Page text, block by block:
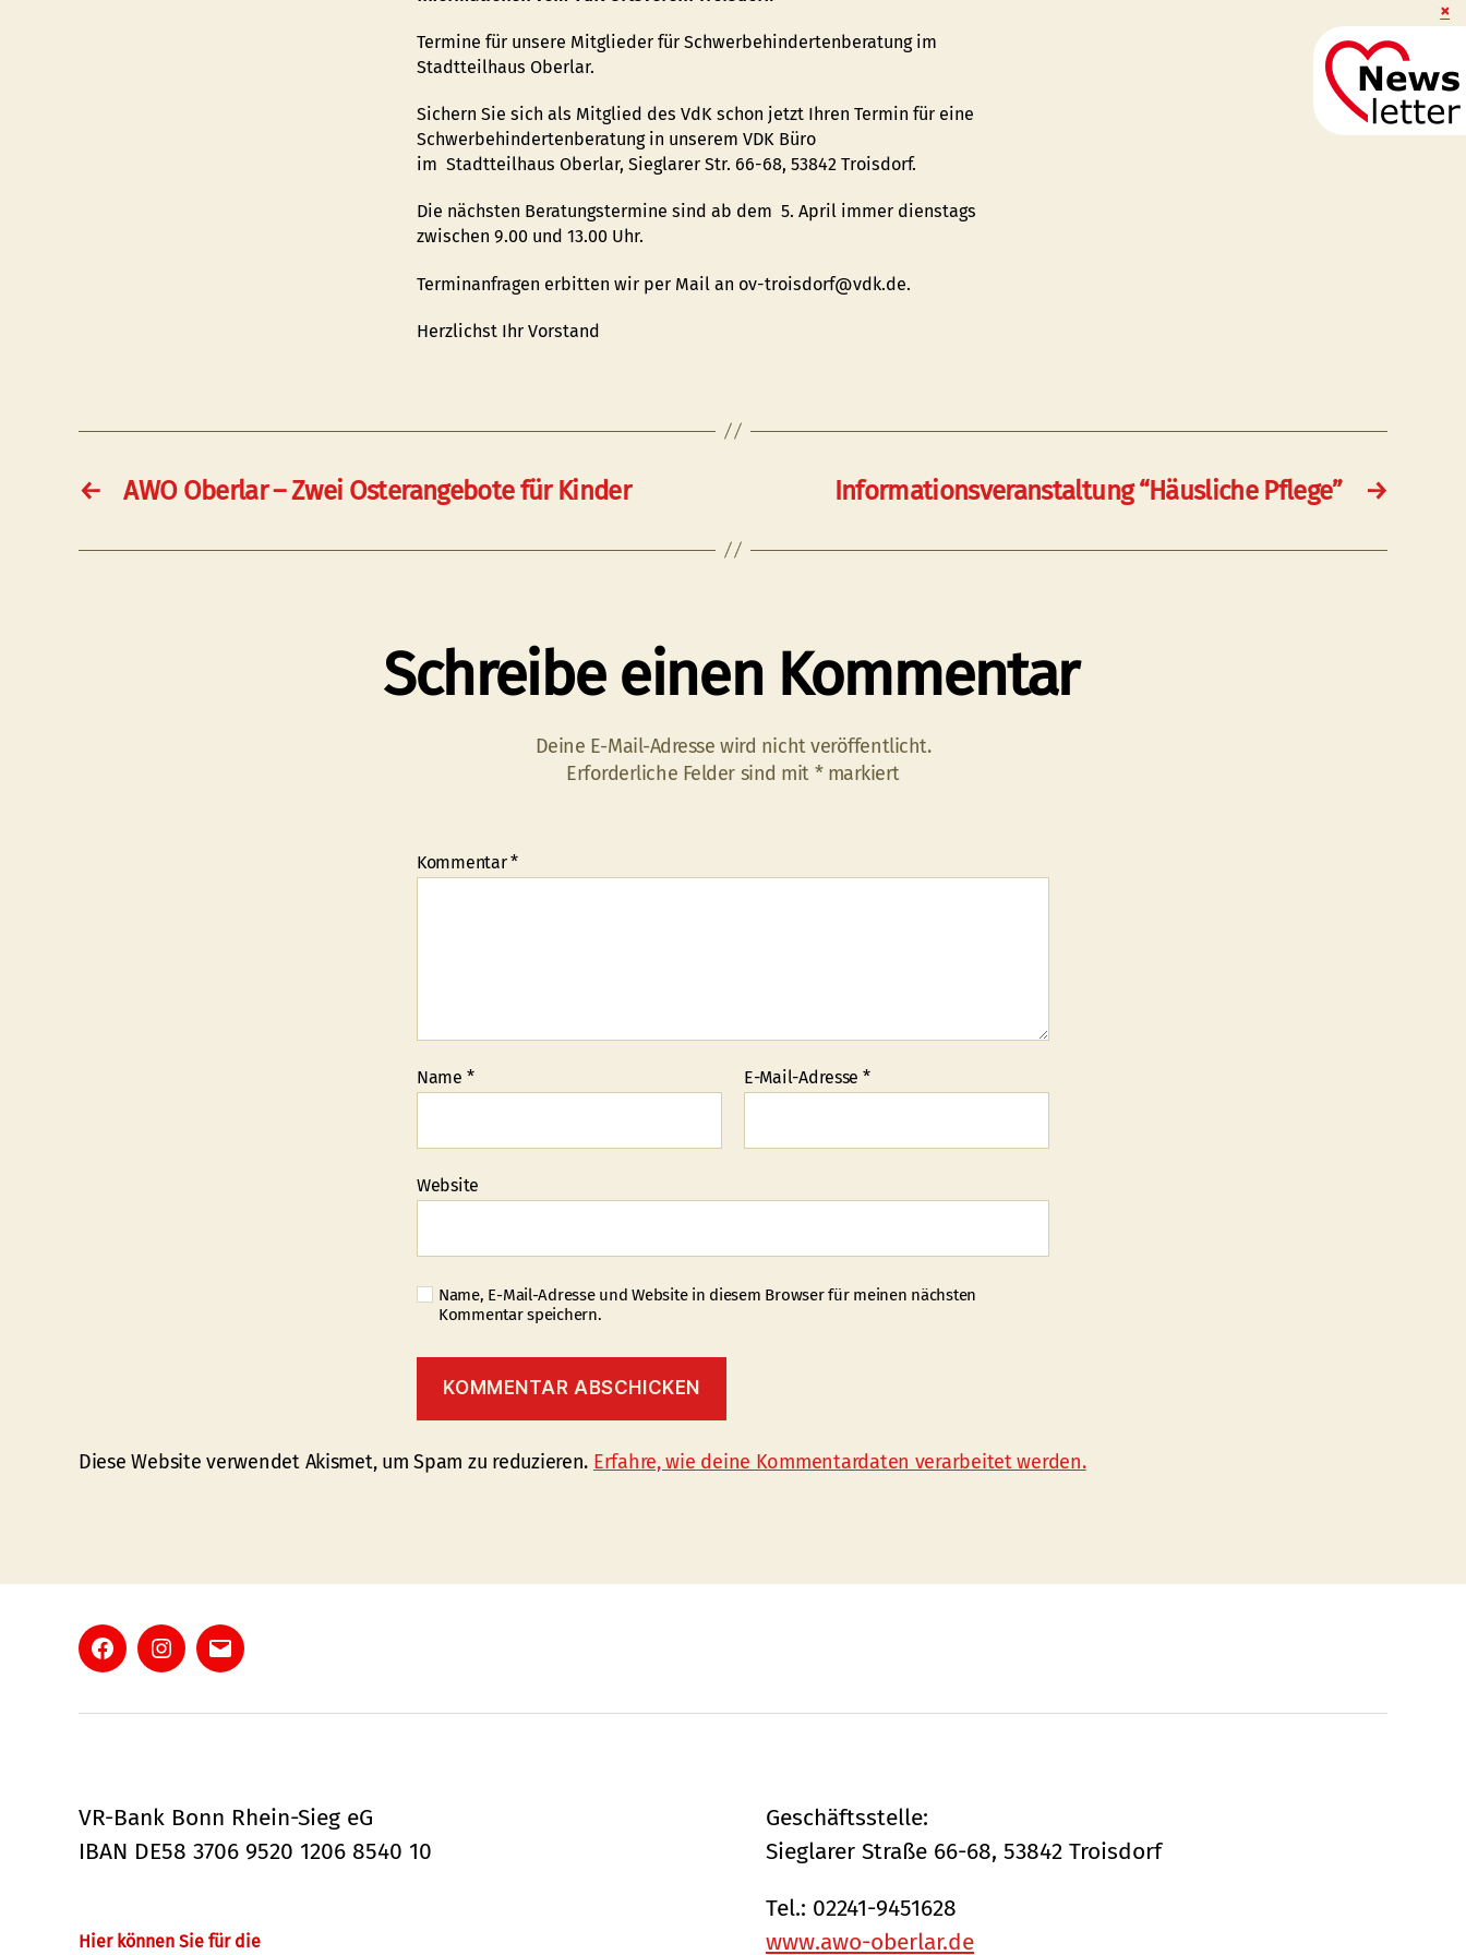
Termine für unsere Mitglieder für Schwerbehindertenberatung im
Stadtteilhaus Oberlar.
Sichern Sie sich als Mitglied des VdK schon jetzt Ihren Termin für eine
Schwerbehindertenberatung in unserem VDK Büro
im Stadtteilhaus Oberlar, Sieglarer Str. 66-68, 53842 Troisdorf.
Die nächsten Beratungstermine sind ab dem 5. April immer dienstags
zwischen 9.00 und 13.00 Uhr.
Terminanfragen erbitten wir per Mail an ov-troisdorf@vdk.de.
Herzlichst Ihr Vorstand
← AWO Oberlar – Zwei Osterangebote für Kinder →
Informationsveranstaltung “Häusliche Pflege”
Schreibe einen Kommentar
Deine E-Mail-Adresse wird nicht veröffentlicht.
Erforderliche Felder sind mit *markiert
Kommentar*
Name * E-Mail-Adresse *
Website
Name, E-Mail-Adresse und Website in diesem Browser für meinen nächsten
Kommentar speichern.
Diese Website verwendet Akismet, um Spam zu reduzieren. Erfahre, wie deine Kommentardaten verarbeitet werden.
FacebookInstagram
E-
VR-Bank Bonn Rhein-Sieg eG
IBAN DE58 3706 9520 1206 8540 10
Hier können Sie für die
Geschäftsstelle:
Sieglarer Straße 66-68, 53842 Troisdorf
Tel.: 02241-9451628
www.awo-oberlar.de